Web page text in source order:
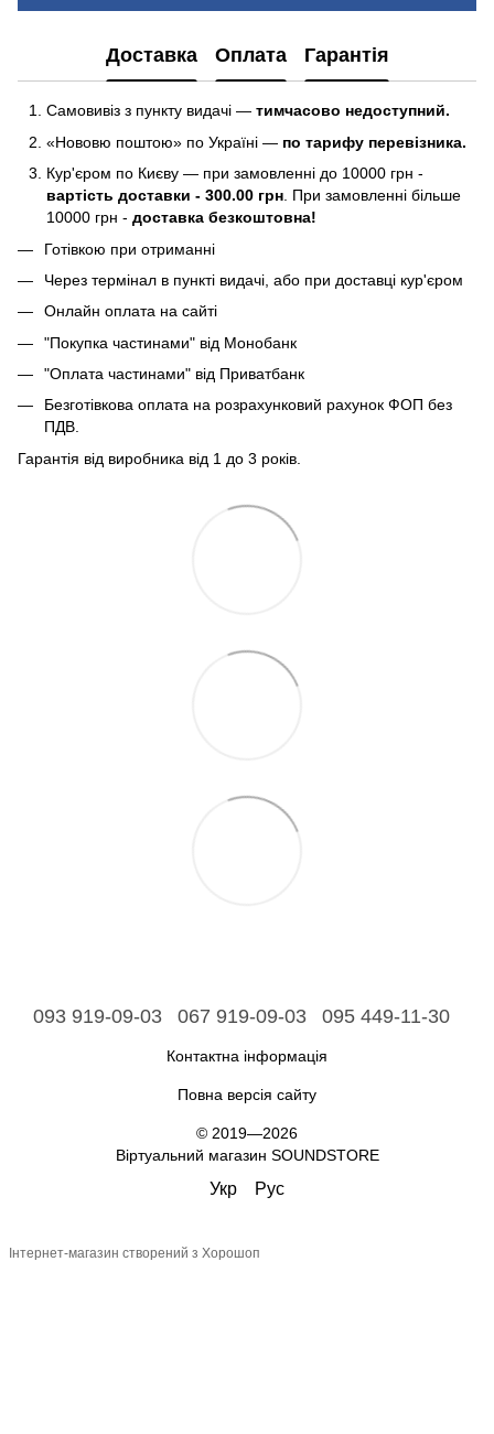
Доставка Оплата Гарантія
Самовивіз з пункту видачі — тимчасово недоступний.
«Нововю поштою» по Україні — по тарифу перевізника.
Кур'єром по Києву — при замовленні до 10000 грн -
вартість доставки - 300.00 грн . При замовленні більше
10000 грн - доставка безкоштовна!
Готівкою при отриманні
Через термінал в пункті видачі, або при доставці кур'єром
Онлайн оплата на сайті
"Покупка частинами" від Монобанк
"Оплата частинами" від Приватбанк
Безготівкова оплата на розрахунковий рахунок ФОП без
ПДВ.
Гарантія від виробника від 1 до 3 років.
093 919-09-03 067 919-09-03 095 449-11-30
Контактна інформація
Повна версія сайту
© 2019—2026
Віртуальний магазин SOUNDSTORE
Укр Рус
Інтернет-магазин створений з Хорошоп